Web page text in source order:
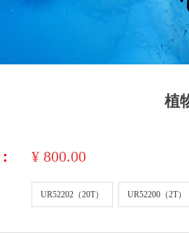
植
¥ 800.00
UR52202（20T） UR52200（2T）